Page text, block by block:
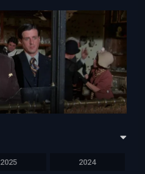
2025 2024